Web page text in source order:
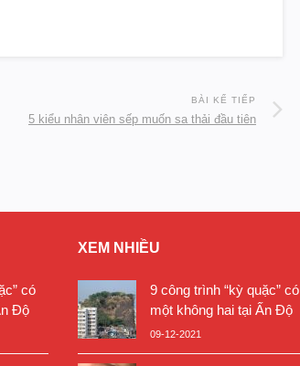
BÀI KẾ TIẾP
5 kiểu nhân viên sếp muốn sa thải đầu tiên
có
Độ
XEM NHIỀU
9 công trình “kỳ quặc” có
một không hai tại Ấn Độ
09-12-2021